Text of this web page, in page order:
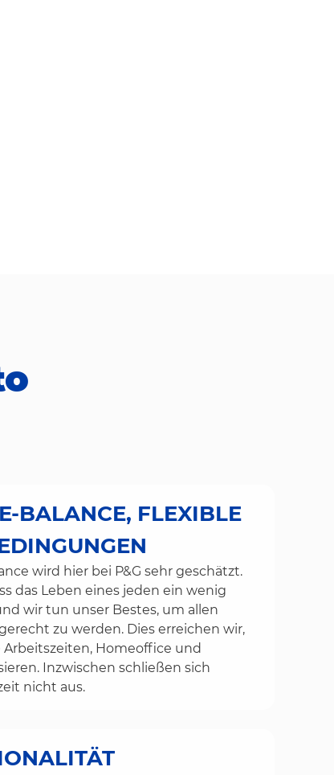
BALANCE, FLEXIBLE
wird hier bei P&G sehr geschätzt.
das Leben eines jeden ein wenig
wir tun unser Bestes, um allen
zu werden. Dies erreichen wir,
Homeoffice und
Inzwischen schließen sich
nicht aus.